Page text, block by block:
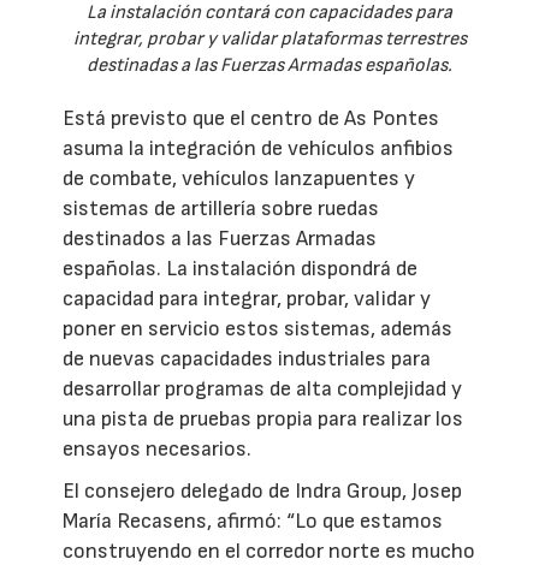
La instalación contará con capacidades para
integrar, probar y validar plataformas terrestres
destinadas a las Fuerzas Armadas españolas.
Está previsto que el centro de As Pontes
asuma la integración de vehículos anfibios
de combate, vehículos lanzapuentes y
sistemas de artillería sobre ruedas
destinados a las Fuerzas Armadas
españolas. La instalación dispondrá de
capacidad para integrar, probar, validar y
poner en servicio estos sistemas, además
de nuevas capacidades industriales para
desarrollar programas de alta complejidad y
una pista de pruebas propia para realizar los
ensayos necesarios.
El consejero delegado de Indra Group, Josep
María Recasens, afirmó: “Lo que estamos
construyendo en el corredor norte es mucho